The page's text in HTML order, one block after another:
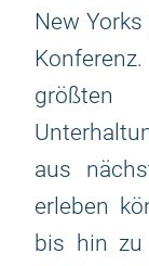
New
aus
erleben
bis hin zu